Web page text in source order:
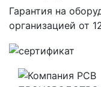
Гарантия на
организацией от